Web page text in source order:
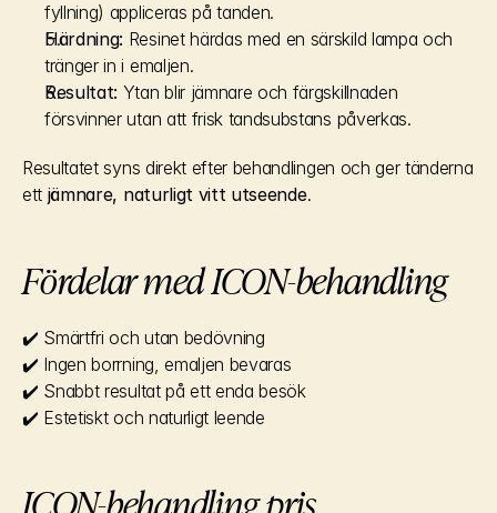
fyllning) appliceras på tanden.
Härdning: Resinet härdas med en särskild lampa och
tränger in i emaljen.
Resultat: Ytan blir jämnare och färgskillnaden
försvinner utan att frisk tandsubstans påverkas.
Resultatet syns direkt efter behandlingen och ger tänderna
ett jämnare, naturligt vitt utseende.
Fördelar med ICON-behandling
✔️ Smärtfri och utan bedövning
✔️ Ingen borrning, emaljen bevaras
✔️ Snabbt resultat på ett enda besök
✔️ Estetiskt och naturligt leende
ICON-behandling pris